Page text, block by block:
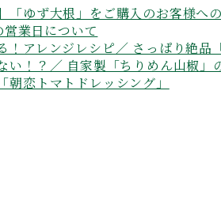
「ゆず大根」をご購入のお客様へ
業日について
！アレンジレシピ／ さっぱり絶品
い！？／ 自家製「ちりめん山椒」
朝恋トマトドレッシング」